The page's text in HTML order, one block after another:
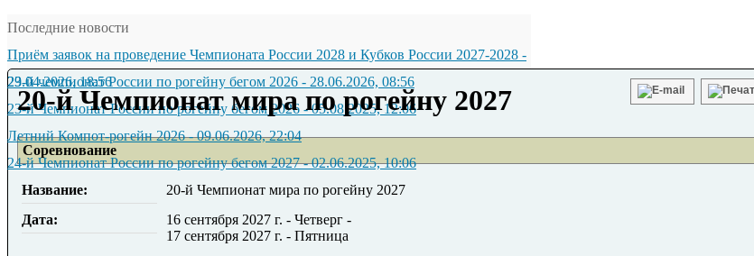
Последние новости
Приём заявок на проведение Чемпионата России 2028 и Кубков России 2027-2028 -
29.04.2026, 18:56
23-й чемпионат России по рогейну бегом 2026 - 28.06.2026, 08:56
23-й Чемпионат России по рогейну бегом 2026 -05.08.2025, 12:06
Летний Компот-рогейн 2026-09.06.2026, 22:04
24-й Чемпионат России по рогейну бегом 2027-02.06.2025, 10:06
20-й Чемпионат мира по рогейну 2027
Соревнование
Название:
20-й Чемпионат мира по рогейну 2027
Дата:
16 сентября 2027 г. - Четверг -
17 сентября 2027 г. - Пятница